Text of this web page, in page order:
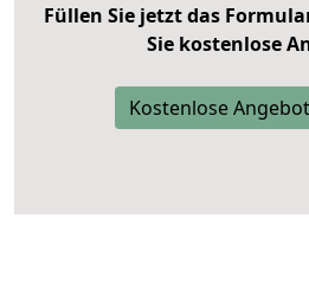
Füllen Sie jetzt das
Sie kostenlose
Kostenlose